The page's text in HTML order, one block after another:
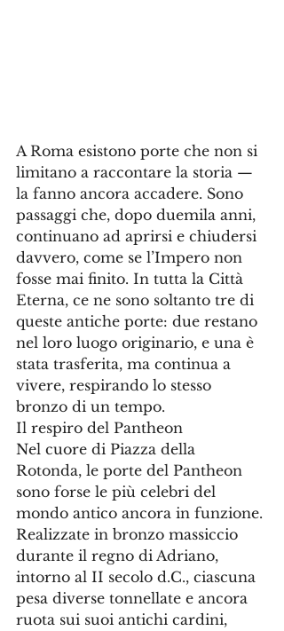
A Roma esistono porte che non si
limitano a raccontare la storia —
la fanno ancora accadere. Sono
passaggi che, dopo duemila anni,
continuano ad aprirsi e chiudersi
davvero, come se l’Impero non
fosse mai finito. In tutta la Città
Eterna, ce ne sono soltanto tre di
queste antiche porte: due restano
nel loro luogo originario, e una è
stata trasferita, ma continua a
vivere, respirando lo stesso
bronzo di un tempo.
Il respiro del Pantheon
Nel cuore di Piazza della
Rotonda, le porte del Pantheon
sono forse le più celebri del
mondo antico ancora in funzione.
Realizzate in bronzo massiccio
durante il regno di Adriano,
intorno al II secolo d.C., ciascuna
pesa diverse tonnellate e ancora
ruota sui suoi antichi cardini,